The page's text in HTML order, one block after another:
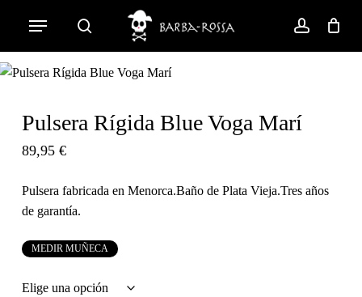
main
content
search account
Menu
Cart
Close
Pulsera Rígida Blue Voga Marí
89,95 €
Pulsera fabricada en Menorca.Baño de Plata Vieja.Tres años
de garantía.
MEDIR MUÑECA